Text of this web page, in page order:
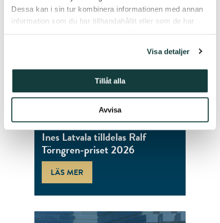
Dessa kan i sin tur kombinera informationen med annan
information som du har tillhandahållit eller som de har
Visa detaljer
Tillåt alla
Avvisa
20.05.2026
Ines Latvala tilldelas Ralf
Törngren-priset 2026
LÄS MER